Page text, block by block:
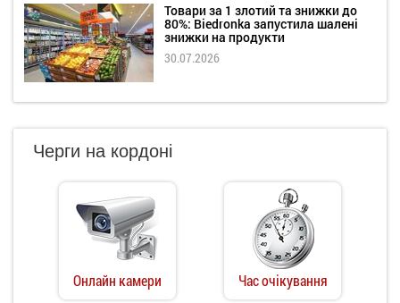
Товари за 1 злотий та знижки до
80%: Biedronka запустила шалені
знижки на продукти
30.07.2026
Черги на кордоні
Онлайн камери Час очікування